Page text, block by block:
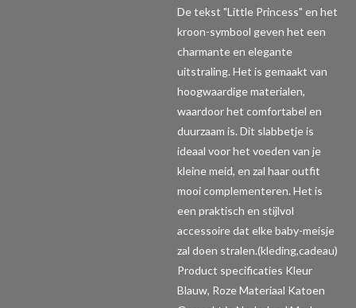
De tekst "Little Princess" en het
kroon-symbool geven het een
charmante en elegante
uitstraling. Het is gemaakt van
hoogwaardige materialen,
waardoor het comfortabel en
duurzaam is. Dit slabbetje is
ideaal voor het voeden van je
kleine meid, en zal haar outfit
mooi complementeren. Het is
een praktisch en stijlvol
accessoire dat elke baby-meisje
zal doen stralen.(kleding,cadeau)
Product specificaties Kleur
Blauw, Roze Materiaal Katoen